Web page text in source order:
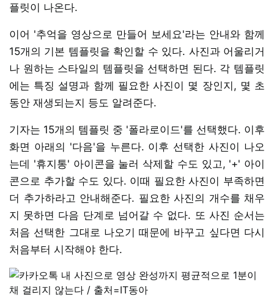
플릿이 나온다.
이어 '추억을 영상으로 만들어 보세요'라는 안내와 함께
15개의 기본 템플릿을 확인할 수 있다. 사진과 어울리거
나 원하는 스타일의 템플릿을 선택하면 된다. 각 템플릿
에는 특징 설명과 함께 필요한 사진이 몇 장인지, 몇 초
동안 재생되는지 등도 알려준다.
기자는 15개의 템플릿 중 '폴라로이드'를 선택했다. 이후
화면 아래의 '다음'을 누른다. 이후 선택한 사진이 나오
는데 '휴지통' 아이콘을 눌러 삭제할 수도 있고, '+' 아이
콘으로 추가할 수도 있다. 이때 필요한 사진이 부족하면
더 추가하라고 안내해준다. 필요한 사진의 개수를 채우
지 못하면 다음 단계로 넘어갈 수 없다. 또 사진 순서는
처음 선택한 그대로 나오기 때문에 바꾸고 싶다면 다시
처음부터 시작해야 한다.